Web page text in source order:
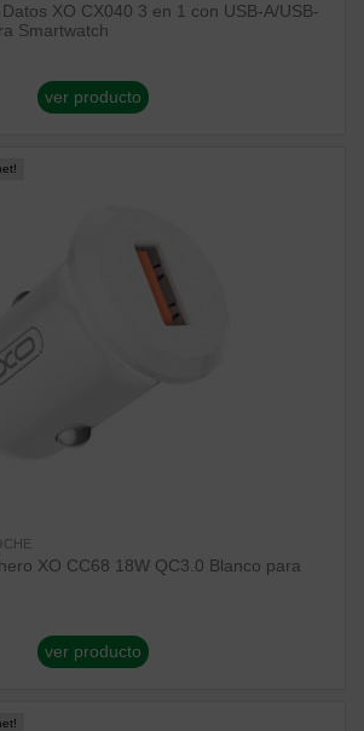
XO CX040 3 en 1 con USB-A/USB-
Smartwatch
ver producto
XO CC68 18W QC3.0 Blanco para
ver producto